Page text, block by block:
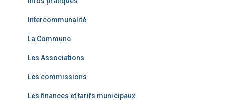
Intercommunalité
La Commune
Les Associations
Les commissions
Les finances et tarifs municipaux